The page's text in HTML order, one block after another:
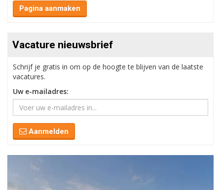
Pagina aanmaken
Vacature nieuwsbrief
Schrijf je gratis in om op de hoogte te blijven van de laatste
vacatures.
Uw e-mailadres:
Aanmelden